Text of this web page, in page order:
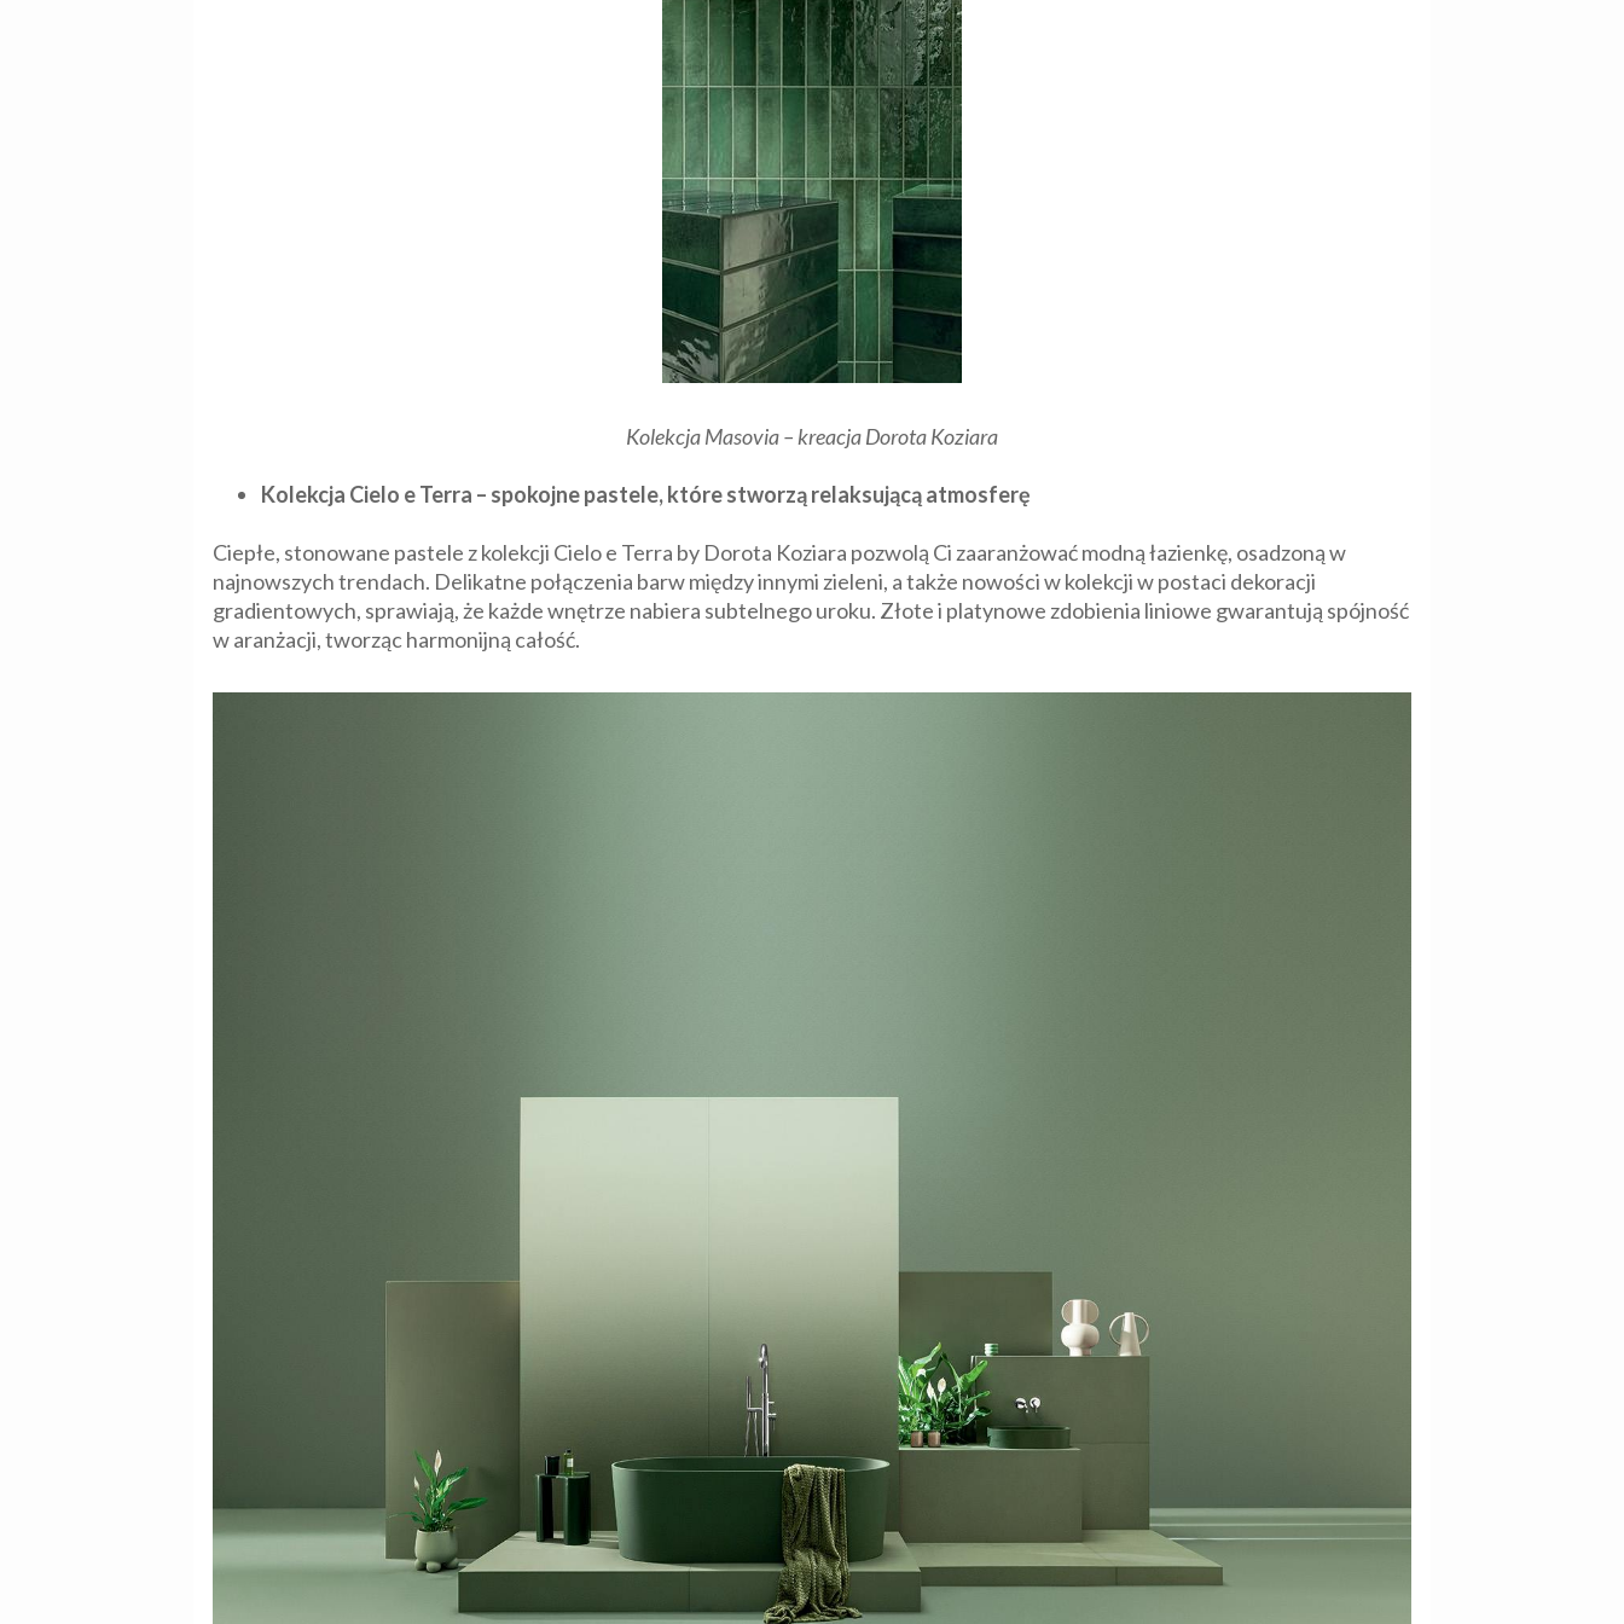
Kolekcja Masovia – kreacja Dorota Koziara
Kolekcja Cielo e Terra – spokojne pastele, które stworzą relaksującą atmosferę
Ciepłe, stonowane pastele z kolekcji Cielo e Terra by Dorota Koziara pozwolą Ci zaaranżować modną łazienkę, osadzoną w
najnowszych trendach. Delikatne połączenia barw między innymi zieleni, a także nowości w kolekcji w postaci dekoracji
gradientowych, sprawiają, że każde wnętrze nabiera subtelnego uroku. Złote i platynowe zdobienia liniowe gwarantują spójność
w aranżacji, tworząc harmonijną całość.